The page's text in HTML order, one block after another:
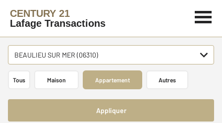
CENTURY 21
Lafage Transactions
BEAULIEU SUR MER (06310)
Tous Maison Appartement Autres
Appliquer